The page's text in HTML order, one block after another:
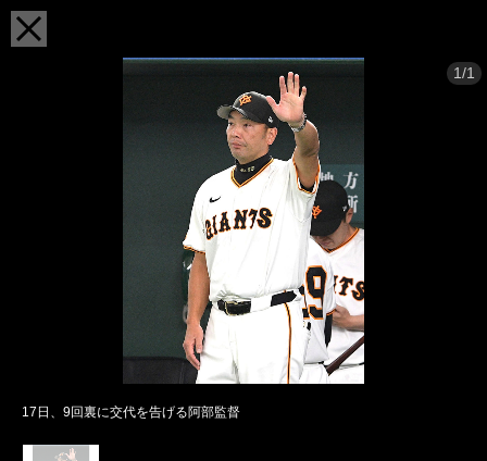
1/1
17日、9回裏に交代を告げる阿部監督